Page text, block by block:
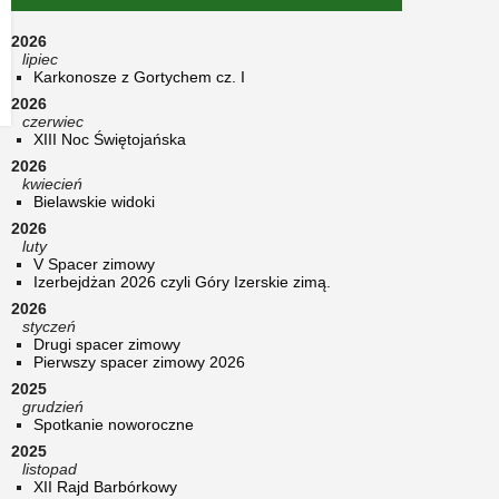
2026
lipiec
Karkonosze z Gortychem cz. I
2026
czerwiec
XIII Noc Świętojańska
2026
kwiecień
Bielawskie widoki
2026
luty
V Spacer zimowy
Izerbejdżan 2026 czyli Góry Izerskie zimą.
2026
styczeń
Drugi spacer zimowy
Pierwszy spacer zimowy 2026
2025
grudzień
Spotkanie noworoczne
2025
listopad
XII Rajd Barbórkowy